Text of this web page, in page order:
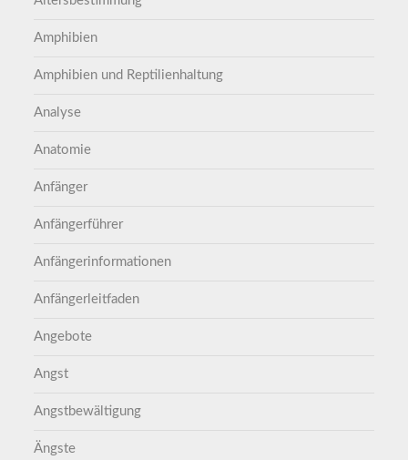
Amphibien
Amphibien und Reptilienhaltung
Analyse
Anatomie
Anfänger
Anfängerführer
Anfängerinformationen
Anfängerleitfaden
Angebote
Angst
Angstbewältigung
Ängste